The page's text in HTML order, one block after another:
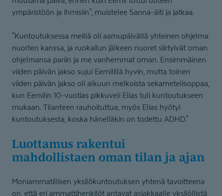
ympäristöön ja ihmisiin", muistelee Sanna-äiti ja jatkaa.
"Kuntoutuksessa meillä oli aamupäivällä yhteinen ohjelma
nuorten kanssa, ja ruokailun jälkeen nuoret siirtyivät oman
ohjelmansa pariin ja me vanhemmat oman. Ensimmäinen
viiden päivän jakso sujui Eemilillä hyvin, mutta toinen
viiden päivän jakso oli alkuun melkoista sekametelisoppaa,
kun Eemilin 10-vuotias pikkuveli Elias tuli kuntoutukseen
mukaan. Tilanteen rauhoituttua, myös Elias hyötyi
kuntoutuksesta, koska hänelläkin on todettu ADHD."
Luottamus rakentui
mahdollistaen oman tilan ja ajan
Moniammatillisen yksilökuntoutuksen yhtenä tavoitteena
on, että eri ammattihenkilöt antavat asiakkaalle yksilöllistä